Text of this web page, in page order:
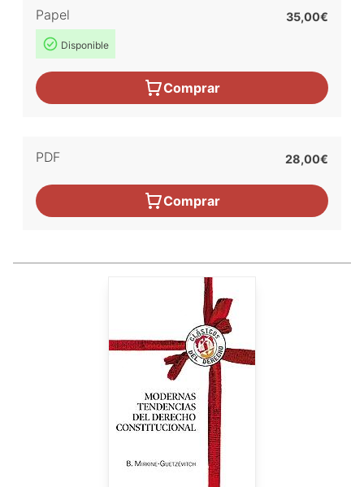
Papel
Disponible
35,00€
Comprar
PDF 28,00€
Comprar